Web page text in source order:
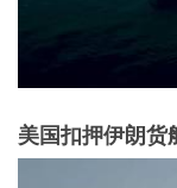
美国扣押伊朗货